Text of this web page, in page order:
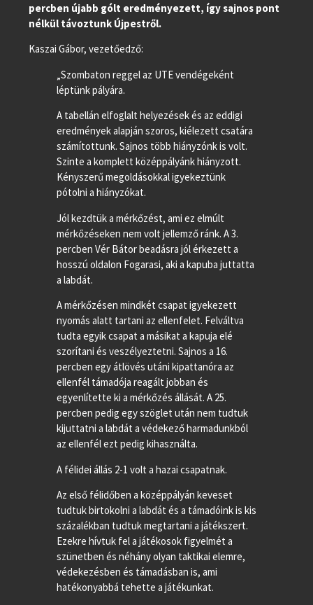
percben újabb gólt eredményezett, így sajnos pont
nélkül távoztunk Újpestről.
Kaszai Gábor, vezetőedző:
„Szombaton reggel az UTE vendégeként
léptünk pályára.
A tabellán elfoglalt helyezések és az eddigi
eredmények alapján szoros, kiélezett csatára
számítottunk. Sajnos több hiányzónk is volt.
Szinte a komplett középpályánk hiányzott.
Kényszerű megoldásokkal igyekeztünk
pótolni a hiányzókat.
Jól kezdtük a mérkőzést, ami ez elmúlt
mérkőzéseken nem volt jellemző ránk. A 3.
percben Vér Bátor beadásra jól érkezett a
hosszú oldalon Fogarasi, aki a kapuba juttatta
a labdát.
A mérkőzésen mindkét csapat igyekezett
nyomás alatt tartani az ellenfelet. Felváltva
tudta egyik csapat a másikat a kapuja elé
szorítani és veszélyeztetni. Sajnos a 16.
percben egy átlövés utáni kipattanóra az
ellenfél támadója reagált jobban és
egyenlítette ki a mérkőzés állását. A 25.
percben pedig egy szöglet után nem tudtuk
kijuttatni a labdát a védekező harmadunkból
az ellenfél ezt pedig kihasználta.
A félidei állás 2-1 volt a hazai csapatnak.
Az első félidőben a középpályán keveset
tudtuk birtokolni a labdát és a támadóink is kis
százalékban tudtuk megtartani a játékszert.
Ezekre hívtuk fel a játékosok figyelmét a
szünetben és néhány olyan taktikai elemre,
védekezésben és támadásban is, ami
hatékonyabbá tehette a játékunkat.